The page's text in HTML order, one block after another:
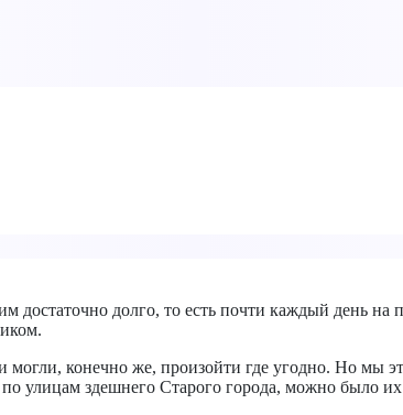
долго, то есть почти каждый день на
конечно же, произойти где угодно. Но мы
улицам здешнего Старого города, можно было